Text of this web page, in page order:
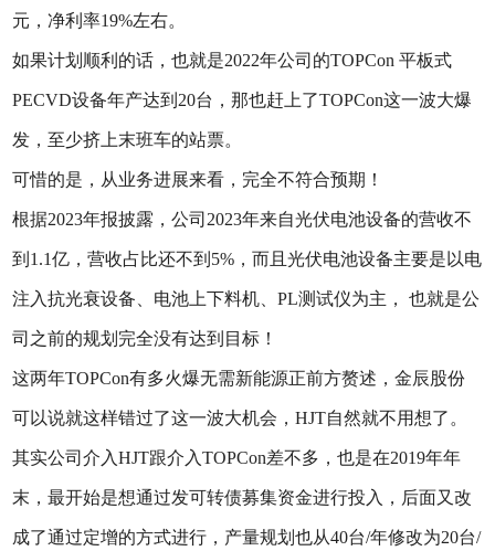
元，净利率19%左右。
如果计划顺利的话，也就是2022年公司的TOPCon 平板式
PECVD设备年产达到20台，那也赶上了TOPCon这一波大爆
发，至少挤上末班车的站票。
可惜的是，从业务进展来看，完全不符合预期！
根据2023年报披露，公司2023年来自光伏电池设备的营收不
到1.1亿，营收占比还不到5%，而且光伏电池设备主要是以电
注入抗光衰设备、电池上下料机、PL测试仪为主， 也就是公
司之前的规划完全没有达到目标！
这两年TOPCon有多火爆无需新能源正前方赘述，金辰股份
可以说就这样错过了这一波大机会，HJT自然就不用想了。
其实公司介入HJT跟介入TOPCon差不多，也是在2019年年
末，最开始是想通过发可转债募集资金进行投入，后面又改
成了通过定增的方式进行，产量规划也从40台/年修改为20台/